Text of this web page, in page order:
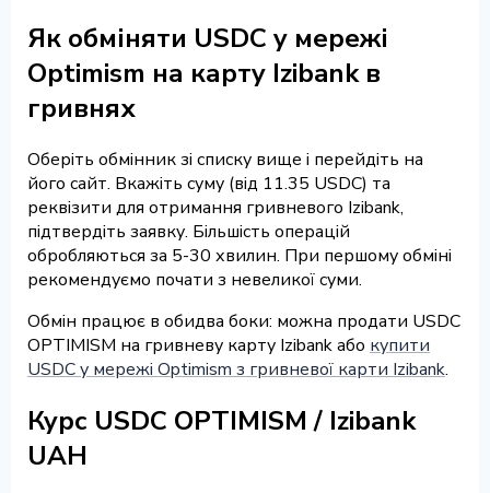
Як обміняти USDC у мережі
Optimism на карту Izibank в
гривнях
Оберіть обмінник зі списку вище і перейдіть на
його сайт. Вкажіть суму (від 11.35 USDC) та
реквізити для отримання гривневого Izibank,
підтвердіть заявку. Більшість операцій
обробляються за 5-30 хвилин. При першому обміні
рекомендуємо почати з невеликої суми.
Обмін працює в обидва боки: можна продати USDC
OPTIMISM на гривневу карту Izibank або купити
USDC у мережі Optimism з гривневої карти Izibank.
Курс USDC OPTIMISM / Izibank
UAH